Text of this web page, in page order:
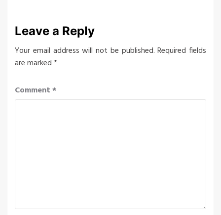
Leave a Reply
Your email address will not be published. Required fields
are marked*
Comment*